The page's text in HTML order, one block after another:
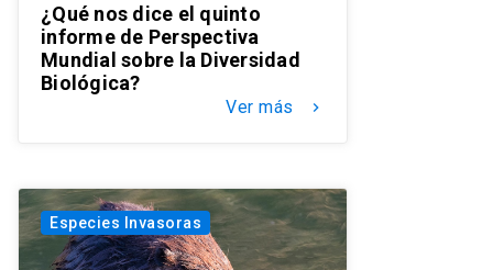
¿Qué nos dice el quinto
informe de Perspectiva
Mundial sobre la Diversidad
Biológica?
Ver más keyboard_arrow_right
Especies Invasoras